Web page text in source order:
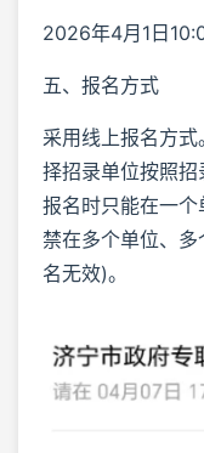
2026年4月1日
五、报名方式
采用线上报名方
择招录单位按照招
报名时只能在一
禁在多个单位、
名无效)。